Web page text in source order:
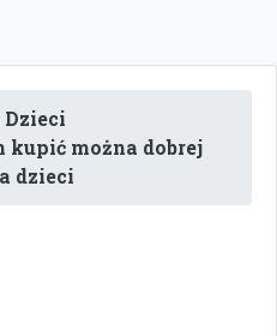
Dzieci
można dobrej
dzieci